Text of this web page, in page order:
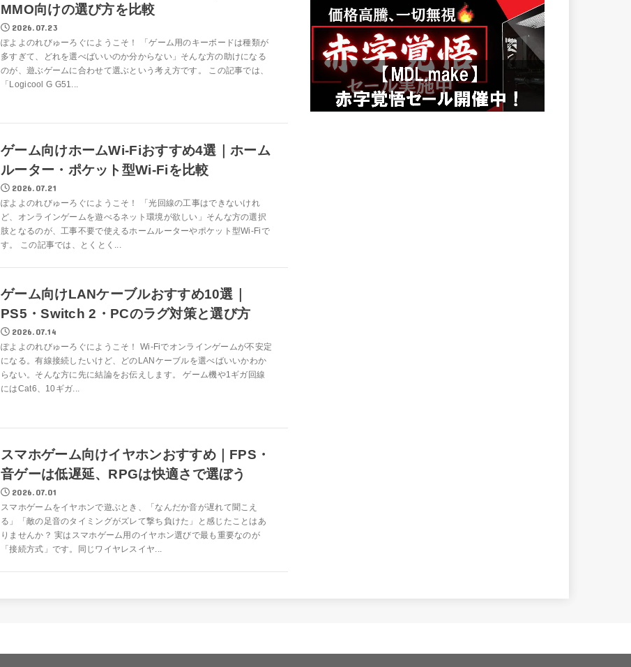
MMO向けの選び方を比較
2026.07.23
ぽよよのれびゅーろぐにようこそ！ 「ゲーム用のキーボードは種類が
多すぎて、どれを選べばいいのか分からない」そんな方の助けになる
のが、遊ぶゲームに合わせて選ぶという考え方です。 この記事では、
「Logicool G G51...
ゲーム向けホームWi-Fiおすすめ4選｜ホーム
ルーター・ポケット型Wi-Fiを比較
2026.07.21
ぽよよのれびゅーろぐにようこそ！ 「光回線の工事はできないけれ
ど、オンラインゲームを遊べるネット環境が欲しい」そんな方の選択
肢となるのが、工事不要で使えるホームルーターやポケット型Wi-Fiで
す。 この記事では、とくとく...
ゲーム向けLANケーブルおすすめ10選｜
PS5・Switch 2・PCのラグ対策と選び方
2026.07.14
ぽよよのれびゅーろぐにようこそ！ Wi-Fiでオンラインゲームが不安定
になる。有線接続したいけど、どのLANケーブルを選べばいいかわか
らない。そんな方に先に結論をお伝えします。 ゲーム機や1ギガ回線
にはCat6、10ギガ...
スマホゲーム向けイヤホンおすすめ｜FPS・
音ゲーは低遅延、RPGは快適さで選ぼう
2026.07.01
スマホゲームをイヤホンで遊ぶとき、「なんだか音が遅れて聞こえ
る」「敵の足音のタイミングがズレて撃ち負けた」と感じたことはあ
りませんか？ 実はスマホゲーム用のイヤホン選びで最も重要なのが
「接続方式」です。同じワイヤレスイヤ...